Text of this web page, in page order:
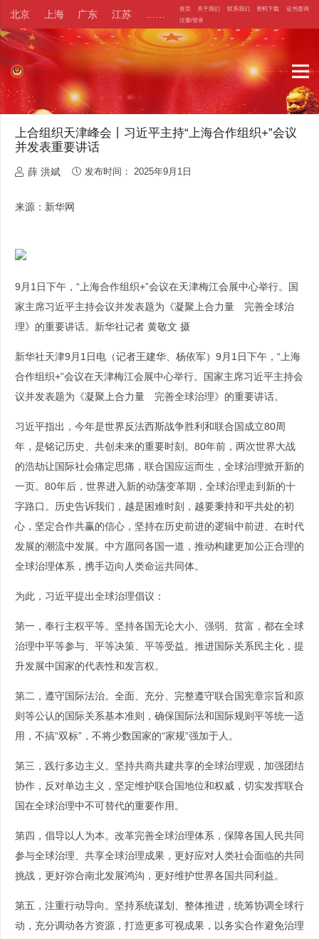
北京 上海 广东 江苏 首页 关于我们 联系我们 资料下载
证书查询
注册/登录
上合组织天津峰会丨习近平主持“上海合作组织+”会议
并发表重要讲话
薛 洪斌 发布时间：2025年9月1日
来源：新华网
9月1日下午，“上海合作组织+”会议在天津梅江会展中心举行。国
家主席习近平主持会议并发表题为《凝聚上合力量 完善全球治
理》的重要讲话。新华社记者 黄敬文 摄
新华社天津9月1日电（记者王建华、杨依军）9月1日下午，“上海
合作组织+”会议在天津梅江会展中心举行。国家主席习近平主持会
议并发表题为《凝聚上合力量 完善全球治理》的重要讲话。
习近平指出，今年是世界反法西斯战争胜利和联合国成立80周
年，是铭记历史、共创未来的重要时刻。80年前，两次世界大战
的浩劫让国际社会痛定思痛，联合国应运而生，全球治理掀开新的
一页。80年后，世界进入新的动荡变革期，全球治理走到新的十
字路口。历史告诉我们，越是困难时刻，越要秉持和平共处的初
心，坚定合作共赢的信心，坚持在历史前进的逻辑中前进、在时代
发展的潮流中发展。中方愿同各国一道，推动构建更加公正合理的
全球治理体系，携手迈向人类命运共同体。
为此，习近平提出全球治理倡议：
第一，奉行主权平等。坚持各国无论大小、强弱、贫富，都在全球
治理中平等参与、平等决策、平等受益。推进国际关系民主化，提
升发展中国家的代表性和发言权。
第二，遵守国际法治。全面、充分、完整遵守联合国宪章宗旨和原
则等公认的国际关系基本准则，确保国际法和国际规则平等统一适
用，不搞“双标”，不将少数国家的“家规”强加于人。
第三，践行多边主义。坚持共商共建共享的全球治理观，加强团结
协作，反对单边主义，坚定维护联合国地位和权威，切实发挥联合
国在全球治理中不可替代的重要作用。
第四，倡导以人为本。改革完善全球治理体系，保障各国人民共同
参与全球治理、共享全球治理成果，更好应对人类社会面临的共同
挑战，更好弥合南北发展鸿沟，更好维护世界各国共同利益。
第五，注重行动导向。坚持系统谋划、整体推进，统筹协调全球行
动，充分调动各方资源，打造更多可视成果，以务实合作避免治理